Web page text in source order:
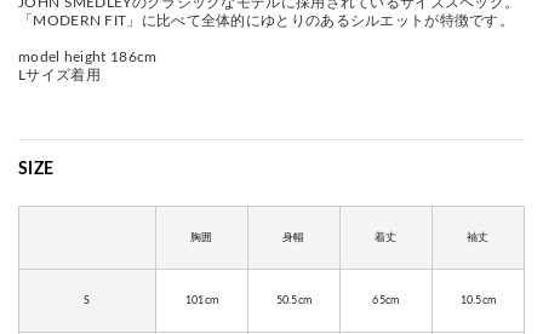
JOHN SMEDLEYのクラシックなモデルに採用されているサイズスペック。
「MODERN FIT」に比べて全体的にゆとりのあるシルエットが特徴です。
model height 186cm
Lサイズ着用
SIZE
胸囲 身幅 着丈 袖丈
S 101cm 50.5cm 65cm 10.5cm